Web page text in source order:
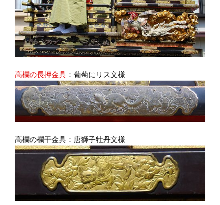
高欄の長押金具 ：葡萄にリス文様
高欄の欄干金具：唐獅子牡丹文様